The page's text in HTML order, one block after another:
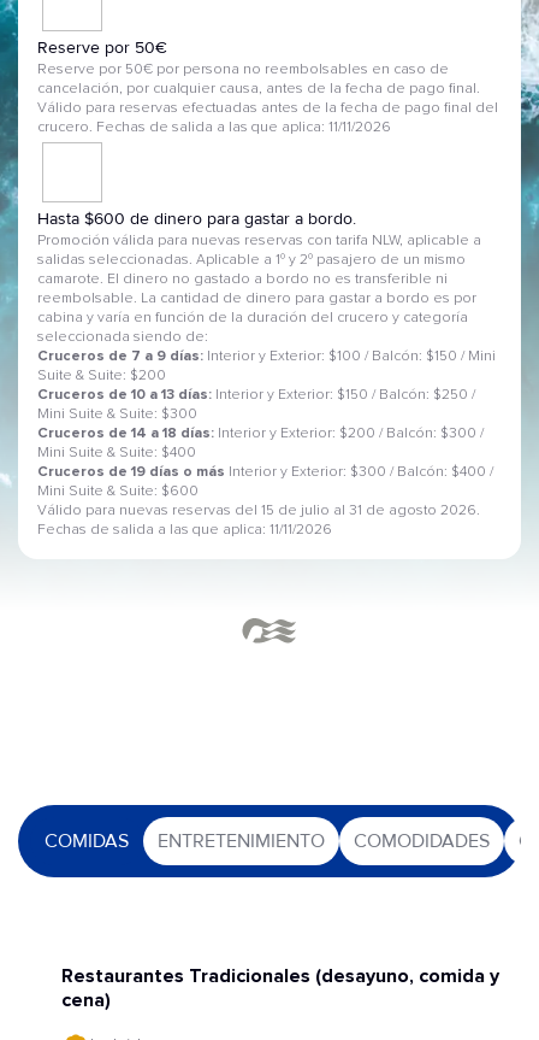
Reserve por 50€
Reserve por 50€ por persona no reembolsables en caso de
cancelación, por cualquier causa, antes de la fecha de pago final.
Válido para reservas efectuadas antes de la fecha de pago final del
crucero. Fechas de salida a las que aplica: 11/11/2026
Hasta $600 de dinero para gastar a bordo.
Promoción válida para nuevas reservas con tarifa NLW, aplicable a
salidas seleccionadas. Aplicable a 1º y 2º pasajero de un mismo
camarote. El dinero no gastado a bordo no es transferible ni
reembolsable. La cantidad de dinero para gastar a bordo es por
cabina y varía en función de la duración del crucero y categoría
seleccionada siendo de:
Cruceros de 7 a 9 días: Interior y Exterior: $100 / Balcón: $150 / Mini
Suite & Suite: $200
Cruceros de 10 a 13 días: Interior y Exterior: $150 / Balcón: $250 /
Mini Suite & Suite: $300
Cruceros de 14 a 18 días: Interior y Exterior: $200 / Balcón: $300 /
Mini Suite & Suite: $400
Cruceros de 19 días o más
Interior y Exterior: $300 / Balcón: $400 /
Mini Suite & Suite: $600
Válido para nuevas reservas del 15 de julio al 31 de agosto 2026.
Fechas de salida a las que aplica: 11/11/2026
COMIDAS ENTRETENIMIENTO COMODIDADES
Restaurantes Tradicionales (desayuno, comida y
cena)